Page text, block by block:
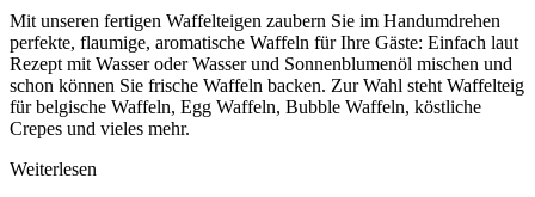
Mit unseren fertigen Waffelteigen zaubern Sie im Handumdrehen
perfekte, flaumige, aromatische Waffeln für Ihre Gäste: Einfach laut
Rezept mit Wasser oder Wasser und Sonnenblumenöl mischen und
schon können Sie frische Waffeln backen. Zur Wahl steht Waffelteig
für belgische Waffeln, Egg Waffeln, Bubble Waffeln, köstliche
Crepes und vieles mehr.
Weiterlesen